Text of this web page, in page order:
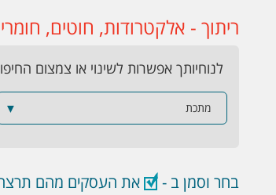
ריתוך - אלקטרודות, חוטים,
לנוחיותך אפשרות לשינוי או צמצום
מתכת ▼
בחר וסמן ב - את העסקים מהם